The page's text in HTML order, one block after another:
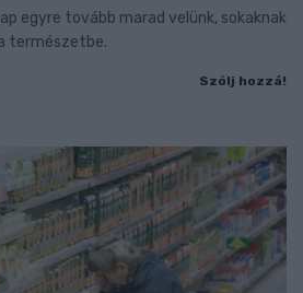
egyre tovább marad velünk, sokaknak
természetbe.
Szólj hozzá!